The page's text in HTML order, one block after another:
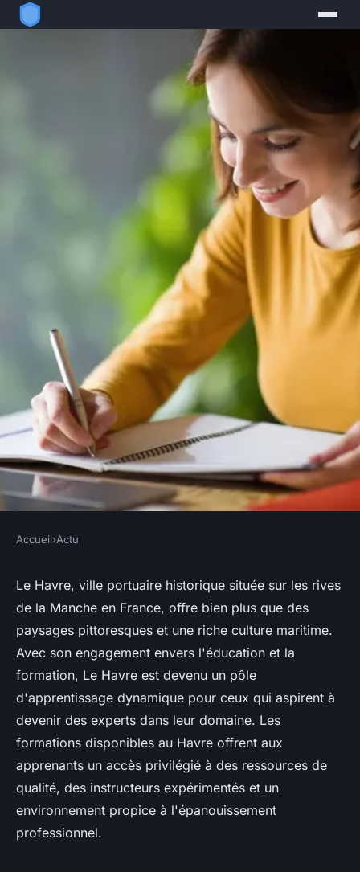
Devenez expert dans votre
domaine grâce aux formations
disponibles au Havre
claire•15 mars 2024•3 min de lecture
Accueil›Actu
Le Havre, ville portuaire historique située sur les rives
de la Manche en France, offre bien plus que des
paysages pittoresques et une riche culture maritime.
Avec son engagement envers l'éducation et la
formation, Le Havre est devenu un pôle
d'apprentissage dynamique pour ceux qui aspirent à
devenir des experts dans leur domaine. Les
formations disponibles au Havre offrent aux
apprenants un accès privilégié à des ressources de
qualité, des instructeurs expérimentés et un
environnement propice à l'épanouissement
professionnel.